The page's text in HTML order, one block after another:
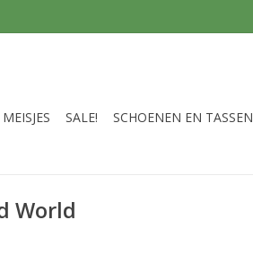
MEISJES SALE! SCHOENEN EN TASSEN
World